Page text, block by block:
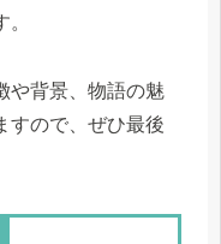
や背景、物語の魅
すので、ぜひ最後